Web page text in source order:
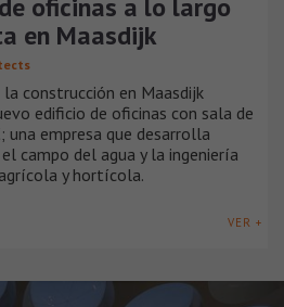
en Maasdijk
construcción en Maasdijk
edificio de oficinas con sala de
una empresa que desarrolla
campo del agua y la ingeniería
y hortícola.
VER +